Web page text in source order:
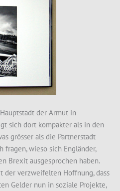
der Armut in
sich dort kompakter als in den
grösser als die Partnerstadt
fragen, wieso sich Engländer,
Brexit ausgesprochen haben.
der verzweifelten Hoffnung, dass
Gelder nun in soziale Projekte,